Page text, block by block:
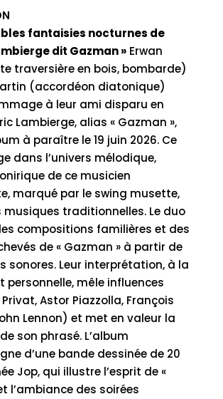
fantaisies nocturnes de
dit Gazman »Erwan
traversière en bois, bombarde)
(accordéon diatonique)
à leur ami disparu en
Lambierge, alias « Gazman »,
à paraître le 19 juin 2026. Ce
dans l’univers mélodique,
de ce musicien
marqué par le swing musette,
musiques traditionnelles. Le duo
compositions familières et des
de « Gazman » à partir de
sonores. Leur interprétation, à la
personnelle, mêle influences
Astor Piazzolla, François
Lennon) et met en valeur la
son phrasé. L’album
d’une bande dessinée de 20
Jop, qui illustre l’esprit de «
l’ambiance des soirées